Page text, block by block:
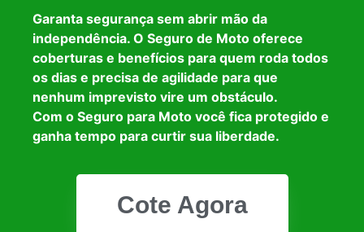
Garanta segurança sem abrir mão da
independência. O Seguro de Moto oferece
coberturas e benefícios para quem roda todos
os dias e precisa de agilidade para que
nenhum imprevisto vire um obstáculo.
Com o Seguro para Moto você fica protegido e
ganha tempo para curtir sua liberdade.
Cote Agora